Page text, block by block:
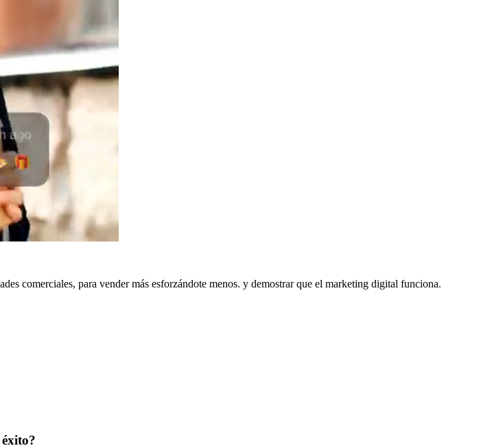
comerciales, para vender más esforzándote menos. y demostrar que el marketing digital funciona.